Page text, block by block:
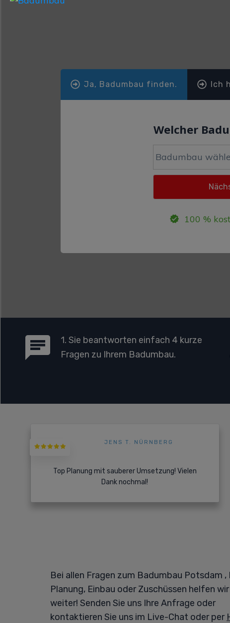
Ja, Badumbau finden. Ich
Welcher
100 %
1. Sie beantworten einfach 4 kurze
Fragen zu Ihrem Badumbau.
JENS T. NÜRNBERG
Top Planung mit sauberer Umsetzung! Vielen
Dank nochmal!
Bei allen Fragen zum Badumbau Potsdam ,
Planung, Einbau oder Zuschüssen helfen
weiter! Senden Sie uns Ihre Anfrage oder
kontaktieren Sie uns im Live-Chat oder per